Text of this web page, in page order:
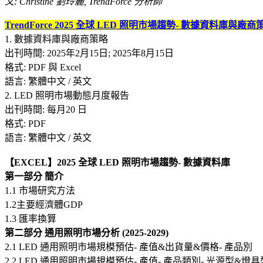
TrendForce 2025 全球 LED 照明市場趨勢- 數據資料庫與廠商
1. 數據資料庫與廠商策略
出刊時間: 2025年2月15日; 2025年8月15日
格式: PDF 與 Excel
語言: 繁體中文 / 英文
2. LED 照明市場動態月度報告
出刊時間: 每月20 日
格式: PDF
語言: 繁體中文 / 英文
【EXCEL】2025 全球 LED 照明市場趨勢- 數據資料庫
第一部分 簡介
1.1 市場研究方法
1.2主要經濟體GDP
1.3 匯率換算
第二部分 通用照明市場分析 (2025-2029)
2.1 LED 通用照明市場規模預估- 產值&出貨量&價格- 產品別